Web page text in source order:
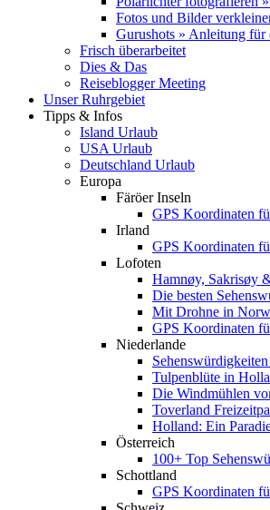
Fotos und Bilder
Gurushots » Anleitung für
Frisch überarbeitet
Dies & Das
Reiseblogger Meeting
Unser Ruhrgebiet
Tipps & Infos
Island Urlaub
USA Urlaub
Deutschland Urlaub
Europa
Färöer Inseln
GPS Koordinaten
Irland
GPS Koordinaten
Lofoten
Hamnøy, Sakrisøy
Die besten
Mit Drohne in
GPS Koordinaten
Niederlande
Tulpenblüte in
Die Windmühlen
Toverland
Holland: Ein
Österreich
100+ Top
Schottland
GPS Koordinaten